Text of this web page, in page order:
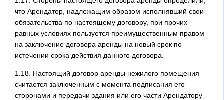
что Арендатор, надлежащим образом исполнявший свои
обязательства по настоящему договору, при прочих
равных условиях пользуется преимущественным правом
на заключение договора аренды на новый срок по
истечении срока действия данного договора.
1.18. Настоящий договор аренды нежилого помещения
считается заключенным с момента подписания его
сторонами и передачи здания или его части Арендатору